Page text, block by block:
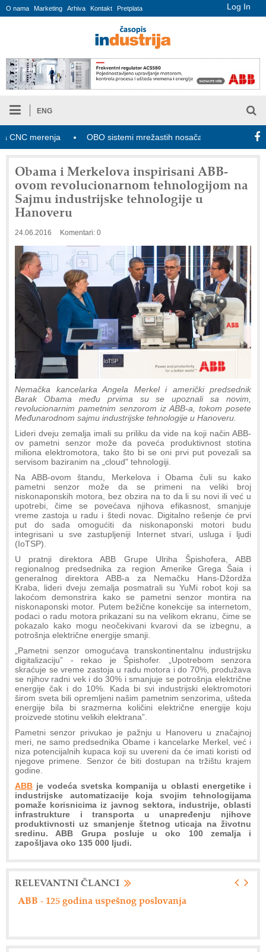
Log In
O nama Marketing Arhiva Kontakt Pretplata
ENG
merenja OBO sistemi mrežastih nosača kablova Novi
Obama i Merkelova inspirisani ABB-
ovom revolucionarnom tehnologijom na
Sajmu industrijske tehnologije u
Hanoveru
24.06.2016 Komentari: 0
Nemačka kancelarka Angela Merkel i američki predsednik
Barak Obama među prvima su se upoznali sa novim,
revolucionarnim pametnim senzorom iz ABB-a, tokom posete
Međunarodnom sajmu industrijske tehnologije u Hanoveru.
Lideri dveju zemalja imali su priliku da vide na koji način ABB-
ov pametni senzor može da poveća produktivnost stotina
miliona elektromotora, tako što bi se oni prvi put povezali sa
servisom baziranim na „cloud" tehnologiji.
Na ABB-ovom štandu, Merkelova i Obama čuli su kako
pametni senzor može da se primeni na veliki broj
niskonaponskih motora, bez obzira na to da li su novi ili već u
upotrebi, čime se povećava njihova efikasnost, smanjuje
vreme zastoja u radu i štedi novac. Digitalno rešenje će prvi
put do sada omogućiti da niskonaponski motori budu
integrisani u sve zastupljeniji Internet stvari, usluga i ljudi
(IoTSP).
U pratnji direktora ABB Grupe Ulriha Špishofera, ABB
regionalnog predsednika za region Amerike Grega Šaia i
generalnog direktora ABB-a za Nemačku Hans-Džordža
Kraba, lideri dveju zemalja posmatrali su YuMi robot koji sa
lakoćom demonstrira kako se pametni senzor montira na
niskonaponski motor. Putem bežične konekcije sa internetom,
podaci o radu motora prikazani su na velikom ekranu, čime se
pokazalo kako mogu neočekivani kvarovi da se izbegnu, a
potrošnja električne energije smanji.
„Pametni senzor omogućava transkontinentalnu industrijsku
digitalizaciju” - rekao je Špishofer. „Upotrebom senzora
skraćuje se vreme zastoja u radu motora i do 70%, produžava
se njihov radni vek i do 30% i smanjuje se potrošnja električne
energije čak i do 10%. Kada bi svi industrijski elektromotori
širom sveta bili opremljeni našim pametnim senzorima, ušteda
energije bila bi srazmerna količini električne energije koju
proizvede stotinu velikih elektrana”.
Pametni senzor privukao je pažnju u Hanoveru u značajnoj
meri, ne samo predsednika Obame i kancelarke Merkel, već i
niza potencijalnih kupaca koji su uvereni da će imati koristi od
njegove primene. Senzor će biti dostupan na tržištu krajem
godine.
ABB je vodeća svetska kompanija u oblasti energetike i
industrijske automatizacije koja svojim tehnologijama
pomaže korisnicima iz javnog sektora, industrije, oblasti
infrastrukture i transporta u unapređenju njihove
produktivnosti uz smanjenje štetnog uticaja na životnu
sredinu. ABB Grupa posluje u oko 100 zemalja i
zapošljava oko 135 000 ljudi.
RELEVANTNI ČLANCI
ABB - 125 godina uspešnog poslovanja